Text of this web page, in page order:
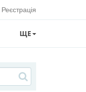
Реєстрація
ЩЕ